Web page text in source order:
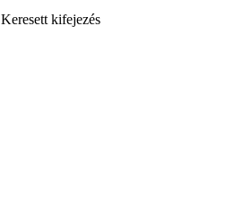
Keresett kifejezés